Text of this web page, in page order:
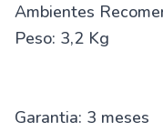
Ambientes
Peso: 3,2 Kg
Garantia: 3 meses